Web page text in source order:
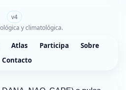
v4
y climatológica.
Atlas Participa
Sobre
Contacto